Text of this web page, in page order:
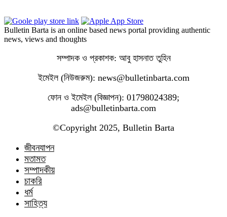
Bulletin Barta is an online based news portal providing authentic
news, views and thoughts
সম্পাদক ও প্রকাশক: আবু হাসনাত তুহিন
ইমেইল (নিউজরুম): news@bulletinbarta.com
ফোন ও ইমেইল (বিজ্ঞাপন): 01798024389;
ads@bulletinbarta.com
©️Copyright 2025, Bulletin Barta
জীবনযাপন
মতামত
সম্পাদকীয়
চাকরি
ধর্ম
সাহিত্য